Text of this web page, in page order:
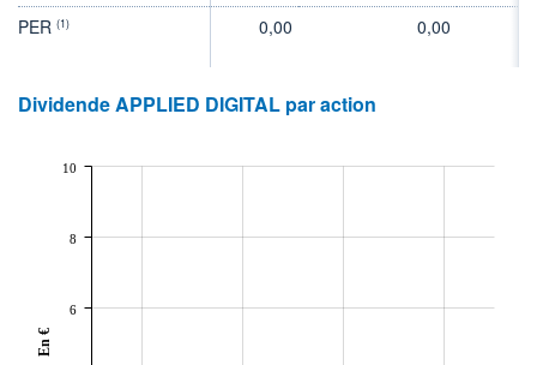
PER (1) 0,00 0,00
Dividende APPLIED DIGITAL par action
6
8
10
En €